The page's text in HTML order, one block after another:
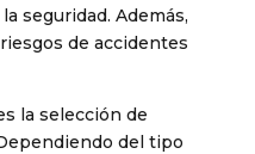
seguridad. Además,
de accidentes
la selección de
del tipo